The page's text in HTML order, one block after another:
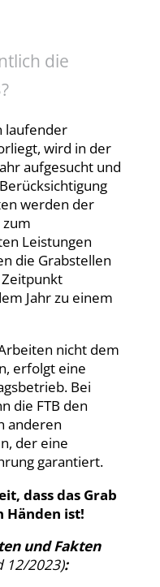
die
laufender
wird in der
aufgesucht und
werden der
Leistungen
die Grabstellen
Jahr zu einem
nicht dem
erfolgt eine
Bei
die FTB den
anderen
der eine
garantiert.
dass das Grab
Händen ist!
und Fakten
12/2023):